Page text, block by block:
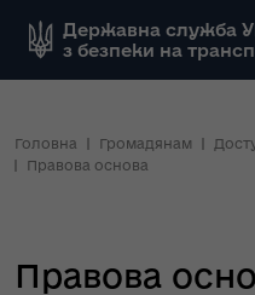
Державна служба
з безпеки на
Головна Громадянам
Правова основа
Правова